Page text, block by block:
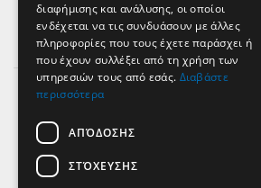
κιν.6980 290
Μαιάνδρου άνωθεν περιφ.
Κόμβος Ν. Εγνατίας -
διαφήμισης και ανάλυσης, οι οποίοι
ενδέχεται να τις συνδυάσουν με άλλες
πληροφορίες που τους έχετε παράσχει ή
που έχουν συλλέξει από τη χρήση των
υπηρεσιών τους από εσάς. Διαβάστε
περισσότερα
ΑΠΌΔΟΣΗΣ
ΣΤΌΧΕΥΣΗΣ